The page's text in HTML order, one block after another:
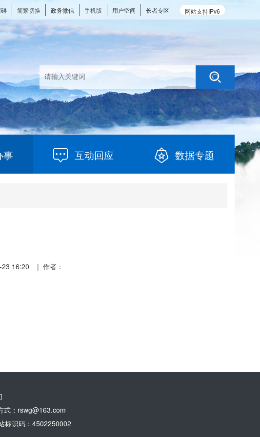
网站支持IPv6
简繁切换 政务微信 手机版 用户空间 长者专区
事 互动回应 数据专题
23 16:20 | 作者：
式：rswg@163.com
标识码：4502250002